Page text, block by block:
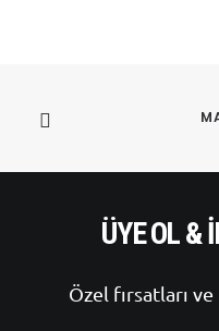
ÜYE OL &
Özel fırsatları